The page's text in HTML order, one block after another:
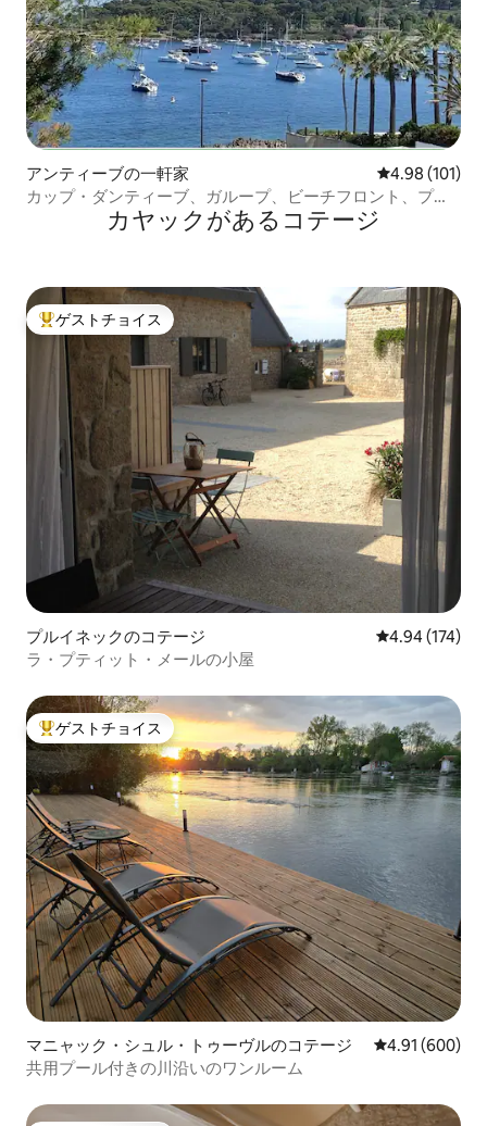
アンティーブの一軒家 レビュー101
4.98 (101)
カップ・ダンティーブ、ガループ、ビーチフロント、プー
カヤックがあるコテージ
大好評のゲストチョイスです。
ゲストチョイス
プルイネックのコテージ レビュー174
4.94 (174)
ラ・プティット・メールの小屋
大好評のゲストチョイスです。
ゲストチョイス
マニャック・シュル・トゥーヴルのコテージ レビュー600
4.91 (600)
共用プール付きの川沿いのワンルーム